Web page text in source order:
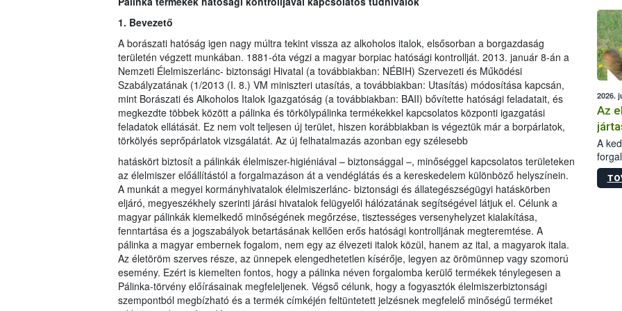
1. Bevezető
A borászati hatóság igen nagy múltra tekint vissza az alkoholos italok, elsősorban a borgazdaság
területén végzett munkában. 1881-óta végzi a magyar borpiac hatósági kontrollját. 2013. január 8-án a
Nemzeti Élelmiszerlánc- biztonsági Hivatal (a továbbiakban: NÉBIH) Szervezeti és Működési
Szabályzatának (1/2013 (I. 8.) VM miniszteri utasítás, a továbbiakban: Utasítás) módosítása kapcsán,
mint Borászati és Alkoholos Italok Igazgatóság (a továbbiakban: BAII) bővítette hatósági feladatait, és
megkezdte többek között a pálinka és törkölypálinka termékekkel kapcsolatos központi igazgatási
feladatok ellátását. Ez nem volt teljesen új terület, hiszen korábbiakban is végeztük már a borpárlatok,
törkölyés seprőpárlatok vizsgálatát. Az új felhatalmazás azonban egy szélesebb
hatáskört biztosít a pálinkák élelmiszer-higiéniával – biztonsággal –, minőséggel kapcsolatos területeken
az élelmiszer előállítástól a forgalmazáson át a vendéglátás és a kereskedelem különböző helyszínein.
A munkát a megyei kormányhivatalok élelmiszerlánc- biztonsági és állategészségügyi hatáskörben
eljáró, megyeszékhely szerinti járási hivatalok felügyelői hálózatának segítségével látjuk el. Célunk a
magyar pálinkák kiemelkedő minőségének megőrzése, tisztességes versenyhelyzet kialakítása,
fenntartása és a jogszabályok betartásának kellően erős hatósági kontrolljának megteremtése. A
pálinka a magyar embernek fogalom, nem egy az élvezeti italok közül, hanem az ital, a magyarok itala.
Az életöröm szerves része, az ünnepek elengedhetetlen kísérője, legyen az örömünnep vagy szomorú
esemény. Ezért is kiemelten fontos, hogy a pálinka néven forgalomba kerülő termékek ténylegesen a
Pálinka-törvény előírásainak megfeleljenek. Végső célunk, hogy a fogyasztók élelmiszerbiztonsági
szempontból megbízható és a termék címkéjén feltüntetett jelzésnek megfelelő minőségű terméket
2026.
Az
A